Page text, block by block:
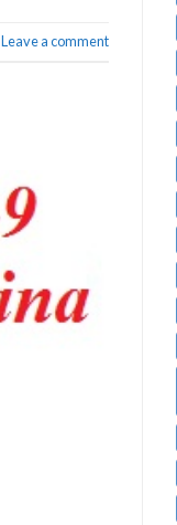
Leave a comment